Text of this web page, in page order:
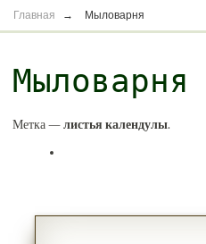
Главная → Мыловарня
Мыловарня
Метка —листья календулы.